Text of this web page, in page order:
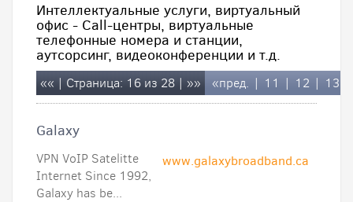
Интеллектуальные услуги, виртуальный
офис - Call-центры, виртуальные
телефонные номера и станции,
аутсорсинг, видеоконференции и т.д.
«« | Страница: 16 из 28 | »» «пред. | 11 | 12 | 13
Galaxy
www.galaxybroadband.ca
VPN VoIP Satelitte
Internet Since 1992,
Galaxy has be...